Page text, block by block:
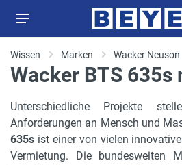
Wissen Marken Wacker Neuson
Wacker BTS 635s
Unterschiedliche Projekte
Anforderungen an Mensch und
635s ist einer von vielen
Vermietung. Die bundesweiten